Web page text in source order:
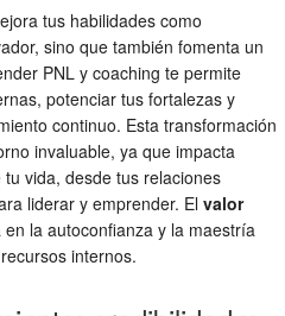
tus habilidades como
sino que también fomenta un
PNL y coaching te permite
potenciar tus fortalezas y
continuo. Esta transformación
invaluable, ya que impacta
vida, desde tus relaciones
liderar y emprender. El valor
la autoconfianza y la maestría
internos.